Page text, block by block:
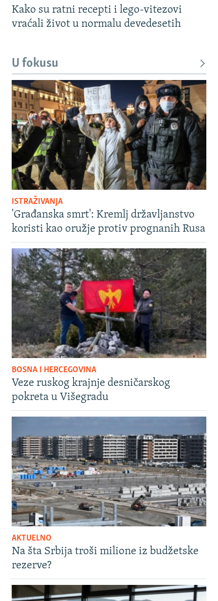
Kako su ratni recepti i lego-vitezovi
vraćali život u normalu devedesetih
U fokusu
ISTRAŽIVANJA
'Građanska smrt': Kremlj državljanstvo
koristi kao oružje protiv prognanih Rusa
BOSNA I HERCEGOVINA
Veze ruskog krajnje desničarskog
pokreta u Višegradu
AKTUELNO
Na šta Srbija troši milione iz budžetske
rezerve?